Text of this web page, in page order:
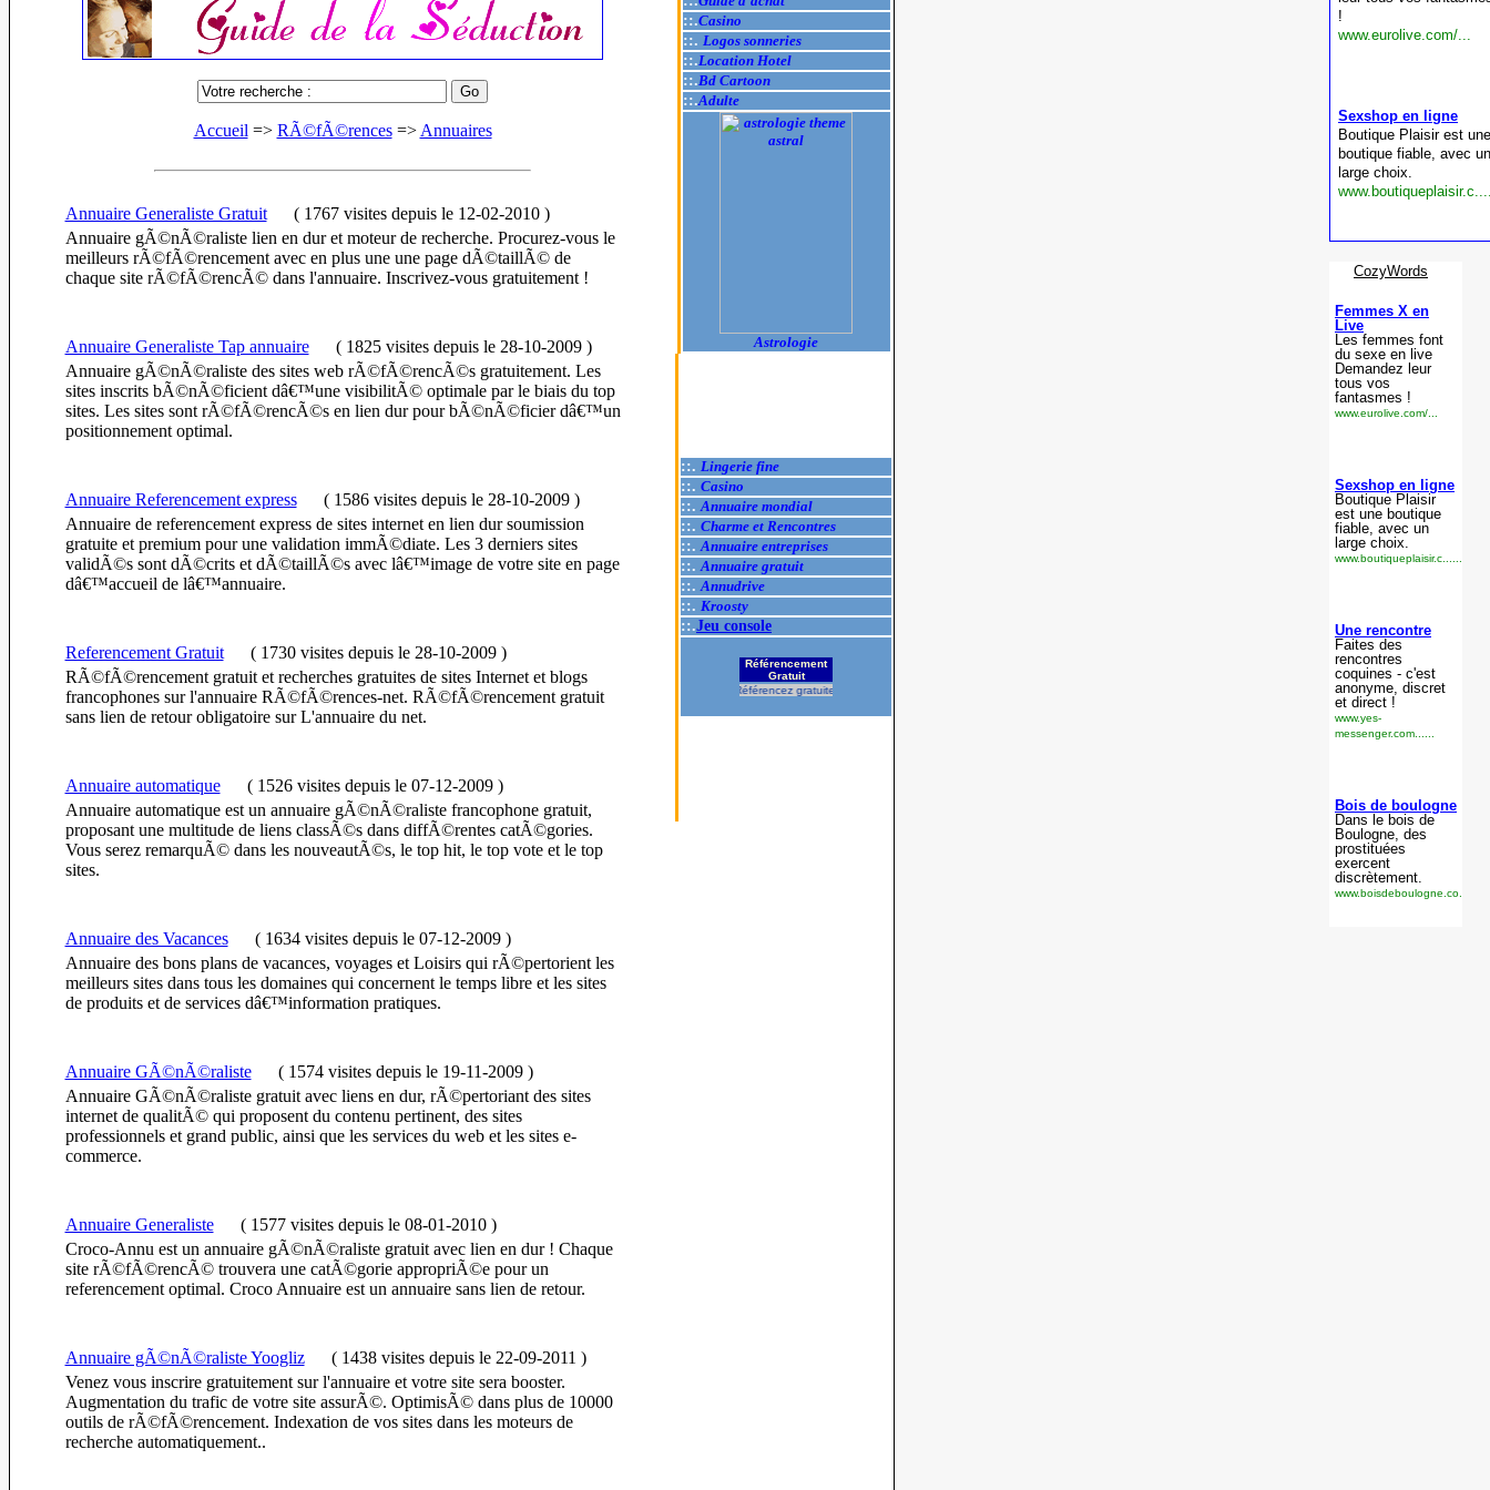
Accueil=> RÃ©fÃ©rences=>Annuaires
Annuaire Generaliste Gratuit(1767 visites depuis le 12-02-2010)
Annuaire gÃ©nÃ©raliste lien en dur et moteur de recherche. Procurez-vous le
meilleurs rÃ©fÃ©rencement avec en plus une une page dÃ©taillÃ© de
chaque site rÃ©fÃ©rencÃ© dans l'annuaire. Inscrivez-vous gratuitement !
Annuaire Generaliste Tap annuaire(1825 visites depuis le 28-10-2009)
Annuaire gÃ©nÃ©raliste des sites web rÃ©fÃ©rencÃ©s gratuitement. Les
sites inscrits bÃ©nÃ©ficient dâ€™une visibilitÃ© optimale par le biais du top
sites. Les sites sont rÃ©fÃ©rencÃ©s en lien dur pour bÃ©nÃ©ficier dâ€™un
positionnement optimal.
Annuaire Referencement express(1586 visites depuis le 28-10-2009)
Annuaire de referencement express de sites internet en lien dur soumission
gratuite et premium pour une validation immÃ©diate. Les 3 derniers sites
validÃ©s sont dÃ©crits et dÃ©taillÃ©s avec lâ€™image de votre site en page
dâ€™accueil de lâ€™annuaire.
Referencement Gratuit(1730 visites depuis le 28-10-2009)
RÃ©fÃ©rencement gratuit et recherches gratuites de sites Internet et blogs
francophones sur l'annuaire RÃ©fÃ©rences-net. RÃ©fÃ©rencement gratuit
sans lien de retour obligatoire sur L'annuaire du net.
Annuaire automatique(1526 visites depuis le 07-12-2009)
Annuaire automatique est un annuaire gÃ©nÃ©raliste francophone gratuit,
proposant une multitude de liens classÃ©s dans diffÃ©rentes catÃ©gories.
Vous serez remarquÃ© dans les nouveautÃ©s, le top hit, le top vote et le top
sites.
Annuaire des Vacances(1634 visites depuis le 07-12-2009)
Annuaire des bons plans de vacances, voyages et Loisirs qui rÃ©pertorient les
meilleurs sites dans tous les domaines qui concernent le temps libre et les sites
de produits et de services dâ€™information pratiques.
Annuaire GÃ©nÃ©raliste(1574 visites depuis le 19-11-2009)
Annuaire GÃ©nÃ©raliste gratuit avec liens en dur, rÃ©pertoriant des sites
internet de qualitÃ© qui proposent du contenu pertinent, des sites
professionnels et grand public, ainsi que les services du web et les sites e-
commerce.
Annuaire Generaliste(1577 visites depuis le 08-01-2010)
Croco-Annu est un annuaire gÃ©nÃ©raliste gratuit avec lien en dur ! Chaque
site rÃ©fÃ©rencÃ© trouvera une catÃ©gorie appropriÃ©e pour un
referencement optimal. Croco Annuaire est un annuaire sans lien de retour.
Annuaire gÃ©nÃ©raliste Yoogliz(1438 visites depuis le 22-09-2011 )
Venez vous inscrire gratuitement sur l'annuaire et votre site sera booster.
Augmentation du trafic de votre site assurÃ©. OptimisÃ© dans plus de 10000
outils de rÃ©fÃ©rencement. Indexation de vos sites dans les moteurs de
recherche automatiquement..
::.Casino
::. Logos sonneries
::.Location Hotel
::.Bd Cartoon
::.Adulte
Astrologie
::. Lingerie fine
::. Casino
::.Annuaire mondial
::. Charme et Rencontres
::.Annuaire entreprises
::.Annuaire gratuit
::.Annudrive
::. Kroosty
::.Jeu console
Référencement
Gratuit
Référencez gratuitement votre site.